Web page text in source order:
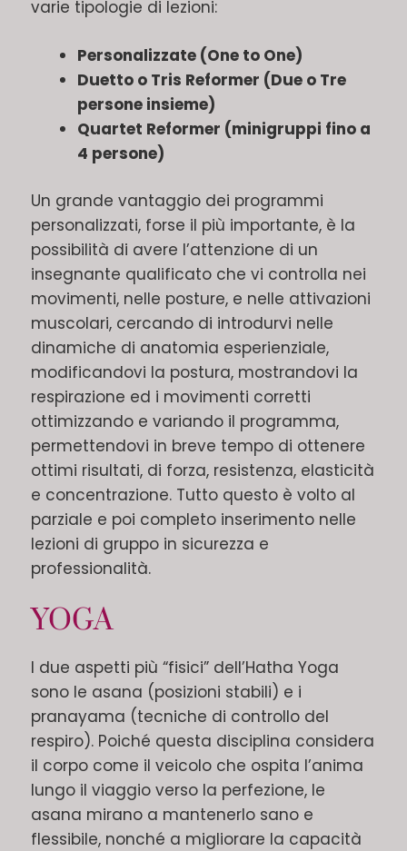
varie tipologie di lezioni:
Personalizzate (One to One)
Duetto o Tris Reformer (Due o Tre
persone insieme)
Quartet Reformer (minigruppi fino a
4 persone)
Un grande vantaggio dei programmi
personalizzati, forse il più importante, è la
possibilità di avere l’attenzione di un
insegnante qualificato che vi controlla nei
movimenti, nelle posture, e nelle attivazioni
muscolari, cercando di introdurvi nelle
dinamiche di anatomia esperienziale,
modificandovi la postura, mostrandovi la
respirazione ed i movimenti corretti
ottimizzando e variando il programma,
permettendovi in breve tempo di ottenere
ottimi risultati, di forza, resistenza, elasticità
e concentrazione. Tutto questo è volto al
parziale e poi completo inserimento nelle
lezioni di gruppo in sicurezza e
professionalità.
YOGA
I due aspetti più “fisici” dell’Hatha Yoga
sono le asana (posizioni stabili) e i
pranayama (tecniche di controllo del
respiro). Poiché questa disciplina considera
il corpo come il veicolo che ospita l’anima
lungo il viaggio verso la perfezione, le
asana mirano a mantenerlo sano e
flessibile, nonché a migliorare la capacità